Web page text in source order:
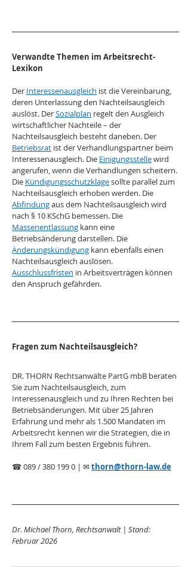
Verwandte Themen im Arbeitsrecht-
Lexikon
Der Interessenausgleich ist die Vereinbarung,
deren Unterlassung den Nachteilsausgleich
auslöst. Der Sozialplan regelt den Ausgleich
wirtschaftlicher Nachteile – der
Nachteilsausgleich besteht daneben. Der
Betriebsrat ist der Verhandlungspartner beim
Interessenausgleich. Die Einigungsstelle wird
angerufen, wenn die Verhandlungen scheitern.
Die Kündigungsschutzklage sollte parallel zum
Nachteilsausgleich erhoben werden. Die
Abfindung aus dem Nachteilsausgleich wird
nach § 10 KSchG bemessen. Die
Massenentlassung kann eine
Betriebsänderung darstellen. Die
Änderungskündigung kann ebenfalls einen
Nachteilsausgleich auslösen.
Ausschlussfristen in Arbeitsverträgen können
den Anspruch gefährden.
Fragen zum Nachteilsausgleich?
DR. THORN Rechtsanwälte PartG mbB beraten
Sie zum Nachteilsausgleich, zum
Interessenausgleich und zu Ihren Rechten bei
Betriebsänderungen. Mit über 25 Jahren
Erfahrung und mehr als 1.500 Mandaten im
Arbeitsrecht kennen wir die Strategien, die in
Ihrem Fall zum besten Ergebnis führen.
☎ 089 / 380 199 0 | ✉ thorn@thorn-law.de
Dr. Michael Thorn, Rechtsanwalt | Stand:
Februar 2026